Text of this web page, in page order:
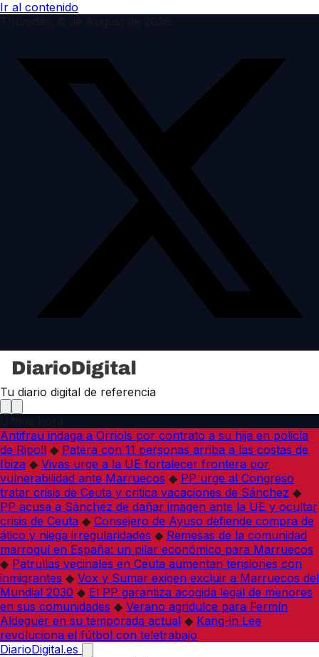
Ir al contenido
Tu diario digital de referencia
Antifrau indaga a Orriols por contrato a su hija en policía
de Ripoll ◆ Patera con 11 personas arriba a las costas de
Ibiza ◆ Vivas urge a la UE fortalecer frontera por
vulnerabilidad ante Marruecos ◆ PP urge al Congreso
tratar crisis de Ceuta y critica vacaciones de Sánchez ◆
PP acusa a Sánchez de dañar imagen ante la UE y ocultar
crisis de Ceuta ◆ Consejero de Ayuso defiende compra de
ático y niega irregularidades ◆ Remesas de la comunidad
marroquí en España: un pilar económico para Marruecos
◆ Patrullas vecinales en Ceuta aumentan tensiones con
inmigrantes ◆ Vox y Sumar exigen excluir a Marruecos del
Mundial 2030 ◆ El PP garantiza acogida legal de menores
en sus comunidades ◆ Verano agridulce para Fermín
Aldeguer en su temporada actual ◆ Kang-in Lee
revoluciona el fútbol con teletrabajo
DiarioDigital.es